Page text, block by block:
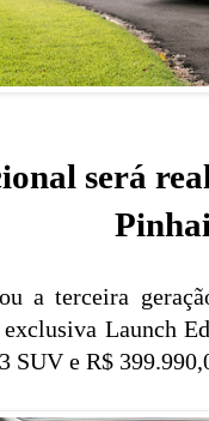
será
a terceira
Launch
SUV e R$